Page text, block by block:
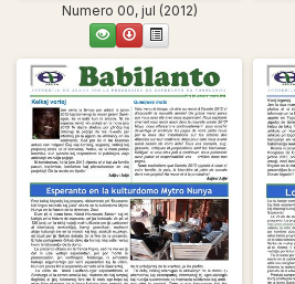
Numero 00, jul (2012)